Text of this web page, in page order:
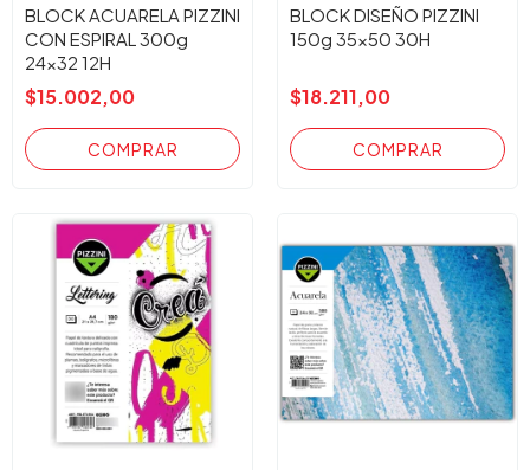
BLOCK ACUARELA PIZZINI
CON ESPIRAL 300g
24x32 12H
$15.002,00
BLOCK DISEÑO PIZZINI
150g 35x50 30H
$18.211,00